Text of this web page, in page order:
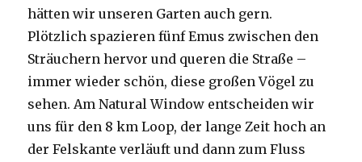
hätten wir unseren Garten auch gern.
Plötzlich spazieren fünf Emus zwischen den
Sträuchern hervor und queren die Straße –
immer wieder schön, diese großen Vögel zu
sehen. Am Natural Window entscheiden wir
uns für den 8 km Loop, der lange Zeit hoch an
der Felskante verläuft und dann zum Fluss